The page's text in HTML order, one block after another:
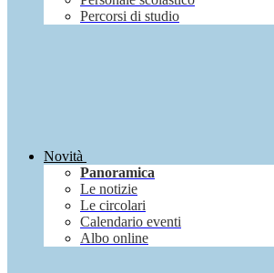
Percorsi di studio
Novità
Panoramica
Le notizie
Le circolari
Calendario eventi
Albo online